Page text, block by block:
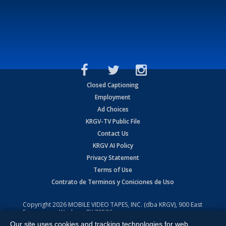
Closed Captioning
Employment
Ad Choices
KRGV-TV Public File
Contact Us
KRGV AI Policy
Privacy Statement
Terms of Use
Contrato de Terminos y Coniciones de Uso
Copyright2026 MOBILE VIDEO TAPES, INC. (dba KRGV), 900 East
Expressway, Weslaco, TX 78596.
Our site uses cookies and tracking technologies for web